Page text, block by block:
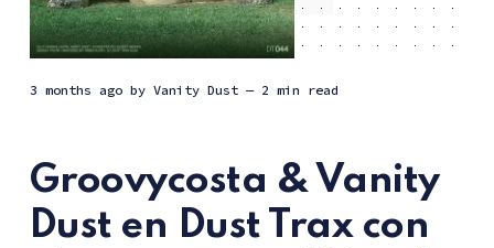
3 months agoby Vanity Dust — 2 min read
Groovycosta & Vanity
Dust en Dust Trax con